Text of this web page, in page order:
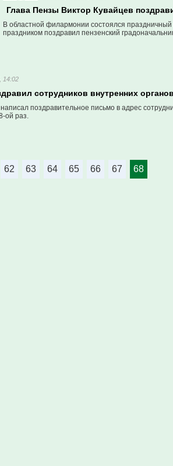
Глава Пензы Виктор Кувайцев
В областной филармонии состоялся
праздником поздравил пензенский
14:02
сотрудников внутренних
поздравительное письмо в адрес
ой раз.
62 63 64 65 66 67 68